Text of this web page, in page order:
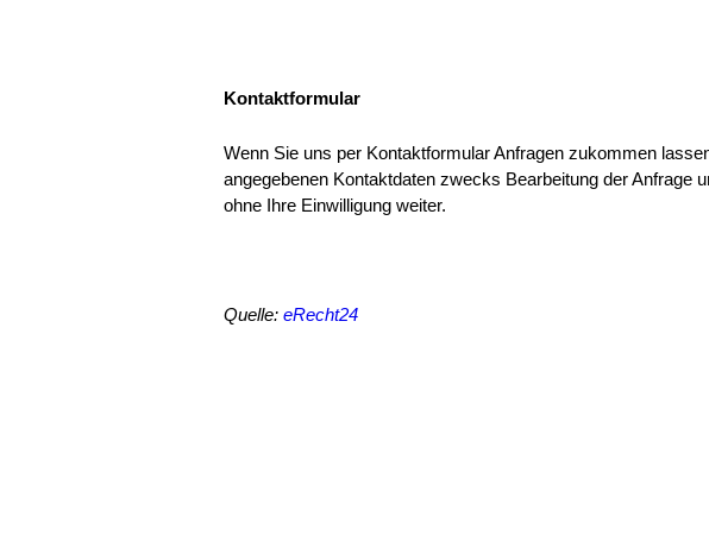
Kontaktformular
Wenn Sie uns per Kontaktformular Anfragen zukommen
angegebenen Kontaktdaten zwecks Bearbeitung der Anfrage
ohne Ihre Einwilligung weiter.
Quelle: eRecht24